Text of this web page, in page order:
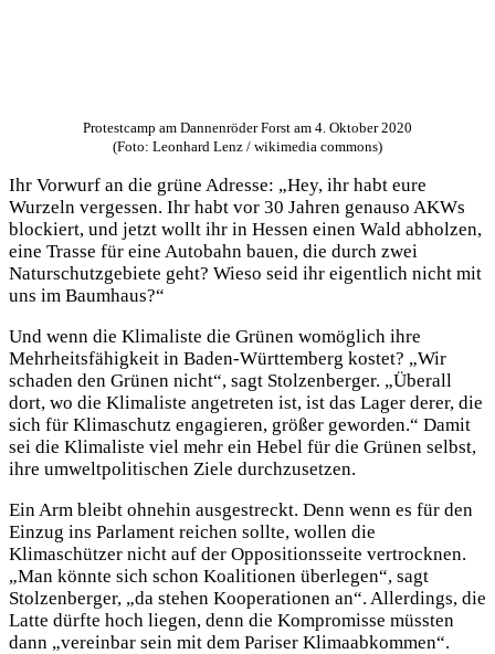
Protestcamp am Dannenröder Forst am 4. Oktober 2020
(Foto: Leonhard Lenz / wikimedia commons)
Ihr Vorwurf an die grüne Adresse: „Hey, ihr habt eure
Wurzeln vergessen. Ihr habt vor 30 Jahren genauso AKWs
blockiert, und jetzt wollt ihr in Hessen einen Wald abholzen,
eine Trasse für eine Autobahn bauen, die durch zwei
Naturschutzgebiete geht? Wieso seid ihr eigentlich nicht mit
uns im Baumhaus?“
Und wenn die Klimaliste die Grünen womöglich ihre
Mehrheitsfähigkeit in Baden-Württemberg kostet? „Wir
schaden den Grünen nicht“, sagt Stolzenberger. „Überall
dort, wo die Klimaliste angetreten ist, ist das Lager derer, die
sich für Klimaschutz engagieren, größer geworden.“ Damit
sei die Klimaliste viel mehr ein Hebel für die Grünen selbst,
ihre umweltpolitischen Ziele durchzusetzen.
Ein Arm bleibt ohnehin ausgestreckt. Denn wenn es für den
Einzug ins Parlament reichen sollte, wollen die
Klimaschützer nicht auf der Oppositionsseite vertrocknen.
„Man könnte sich schon Koalitionen überlegen“, sagt
Stolzenberger, „da stehen Kooperationen an“. Allerdings, die
Latte dürfte hoch liegen, denn die Kompromisse müssten
dann „vereinbar sein mit dem Pariser Klimaabkommen“.